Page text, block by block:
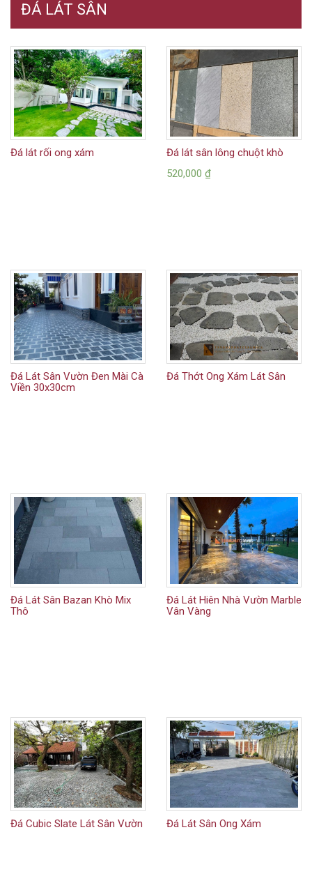
ĐÁ LÁT SÂN
Đá lát rối ong xám
Đá lát sân lông chuột khò
520,000 ₫
Đá Lát Sân Vườn Đen Mài Cà
Viền 30x30cm
Đá Thớt Ong Xám Lát Sân
Đá Lát Sân Bazan Khò Mix
Thô
Đá Lát Hiên Nhà Vườn Marble
Vân Vàng
Đá Cubic Slate Lát Sân Vườn Đá Lát Sân Ong Xám